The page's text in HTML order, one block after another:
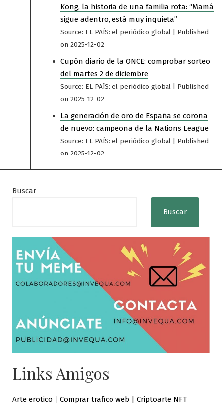
Kong, la historia de una familia rota: “Mamá
sigue adentro, está muy inquieta”
Source: EL PAÍS: el periódico global
Published
on 2025-12-02
Cupón diario de la ONCE: comprobar sorteo
del martes 2 de diciembre
Source: EL PAÍS: el periódico global
Published
on 2025-12-02
La generación de oro de España se corona
de nuevo: campeona de la Nations League
Source: EL PAÍS: el periódico global
Published
on 2025-12-02
Buscar
Buscar
Links Amigos
Arte erotico | Comprar trafico web | Criptoarte NFT